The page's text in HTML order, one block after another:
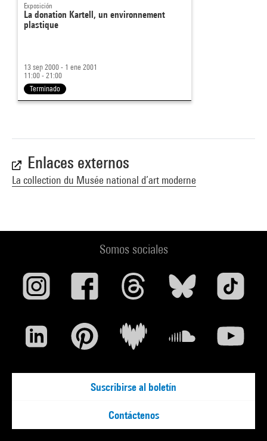
Exposición
La donation Kartell, un environnement
plastique
13 sep 2000 - 1 ene 2001
11:00 - 21:00
Terminado
Enlaces externos
La collection du Musée national d’art moderne
Somos sociales
Suscribirse al boletín
Contáctenos